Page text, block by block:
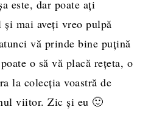
este, dar poate aţi
mai aveţi vreo pulpă
vă prinde bine puţină
o să vă placă reţeta, o
la colecţia voastră de
viitor. Zic şi eu 🙂